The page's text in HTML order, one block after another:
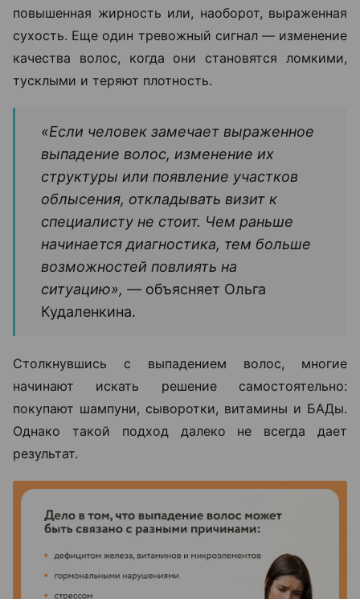
повышенная жирность или, наоборот, выраженная
сухость. Еще один тревожный сигнал — изменение
качества волос, когда они становятся ломкими,
тусклыми и теряют плотность.
«Если человек замечает выраженное
выпадение волос, изменение их
структуры или появление участков
облысения, откладывать визит к
специалисту не стоит. Чем раньше
начинается диагностика, тем больше
возможностей повлиять на
ситуацию», — объясняет Ольга
Кудаленкина.
Столкнувшись с выпадением волос, многие
начинают искать решение самостоятельно:
покупают шампуни, сыворотки, витамины и БАДы.
Однако такой подход далеко не всегда дает
результат.